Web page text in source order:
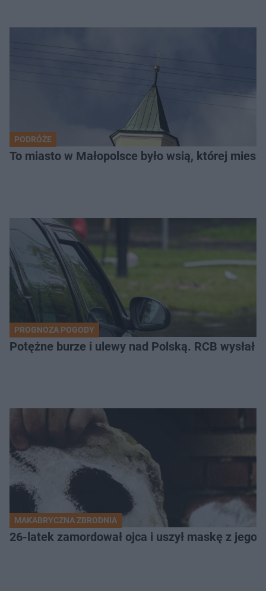
PODRÓŻE
To miasto w Małopolsce było wsią, której
PROGNOZA POGODY
Potężne burze i ulewy nad Polską. RCB
MAKABRYCZNA ZBRODNIA
26-latek zamordował ojca i uszył maskę z